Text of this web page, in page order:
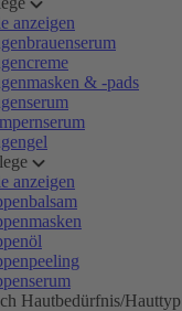
anzeigen
& -pads
anzeigen
Hautbedürfnis/Hauttyp